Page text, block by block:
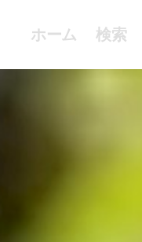
ホーム 検索